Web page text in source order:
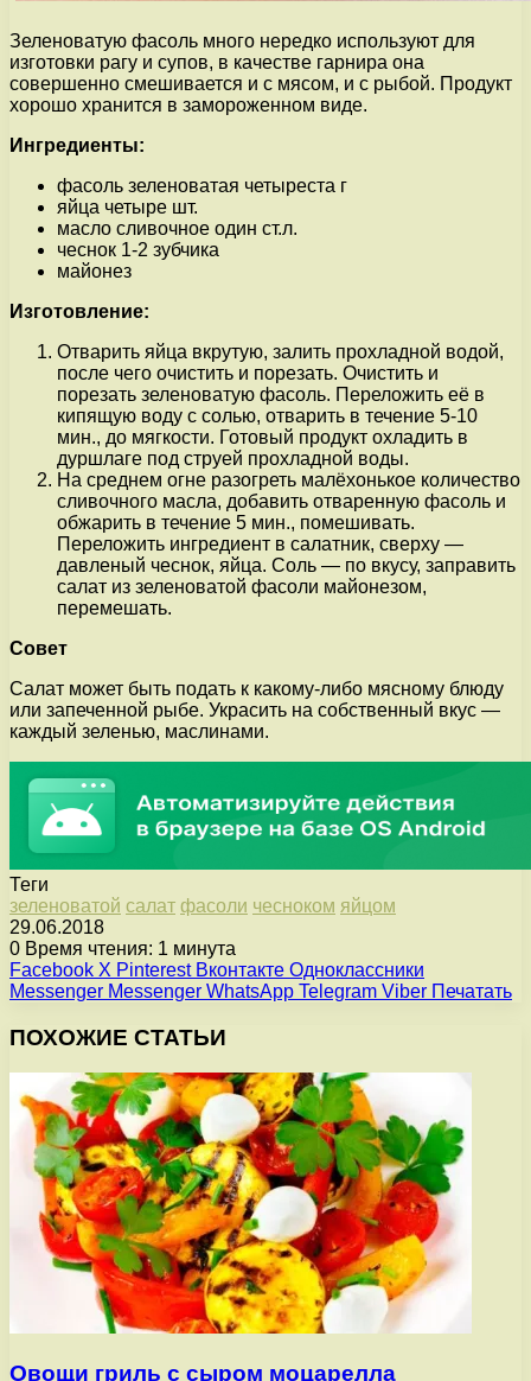
Зеленоватую фасоль много нередко используют для
изготовки рагу и супов, в качестве гарнира она
совершенно смешивается и с мясом, и с рыбой. Продукт
хорошо хранится в замороженном виде.
Ингредиенты:
фасоль зеленоватая четыреста г
яйца четыре шт.
масло сливочное один ст.л.
чеснок 1-2 зубчика
майонез
Изготовление:
Отварить яйца вкрутую, залить прохладной водой,
после чего очистить и порезать. Очистить и
порезать зеленоватую фасоль. Переложить её в
кипящую воду с солью, отварить в течение 5-10
мин., до мягкости. Готовый продукт охладить в
дуршлаге под струей прохладной воды.
На среднем огне разогреть малёхонькое количество
сливочного масла, добавить отваренную фасоль и
обжарить в течение 5 мин., помешивать.
Переложить ингредиент в салатник, сверху —
давленый чеснок, яйца. Соль — по вкусу, заправить
салат из зеленоватой фасоли майонезом,
перемешать.
Совет
Салат может быть подать к какому-либо мясному блюду
или запеченной рыбе. Украсить на собственный вкус —
каждый зеленью, маслинами.
Теги
зеленоватой салат фасоли чесноком яйцом
29.06.2018
0 Время чтения: 1 минута
Facebook X Pinterest Вконтакте Одноклассники
Messenger Messenger WhatsApp Telegram Viber Печатать
ПОХОЖИЕ СТАТЬИ
Овощи гриль с сыром моцарелла